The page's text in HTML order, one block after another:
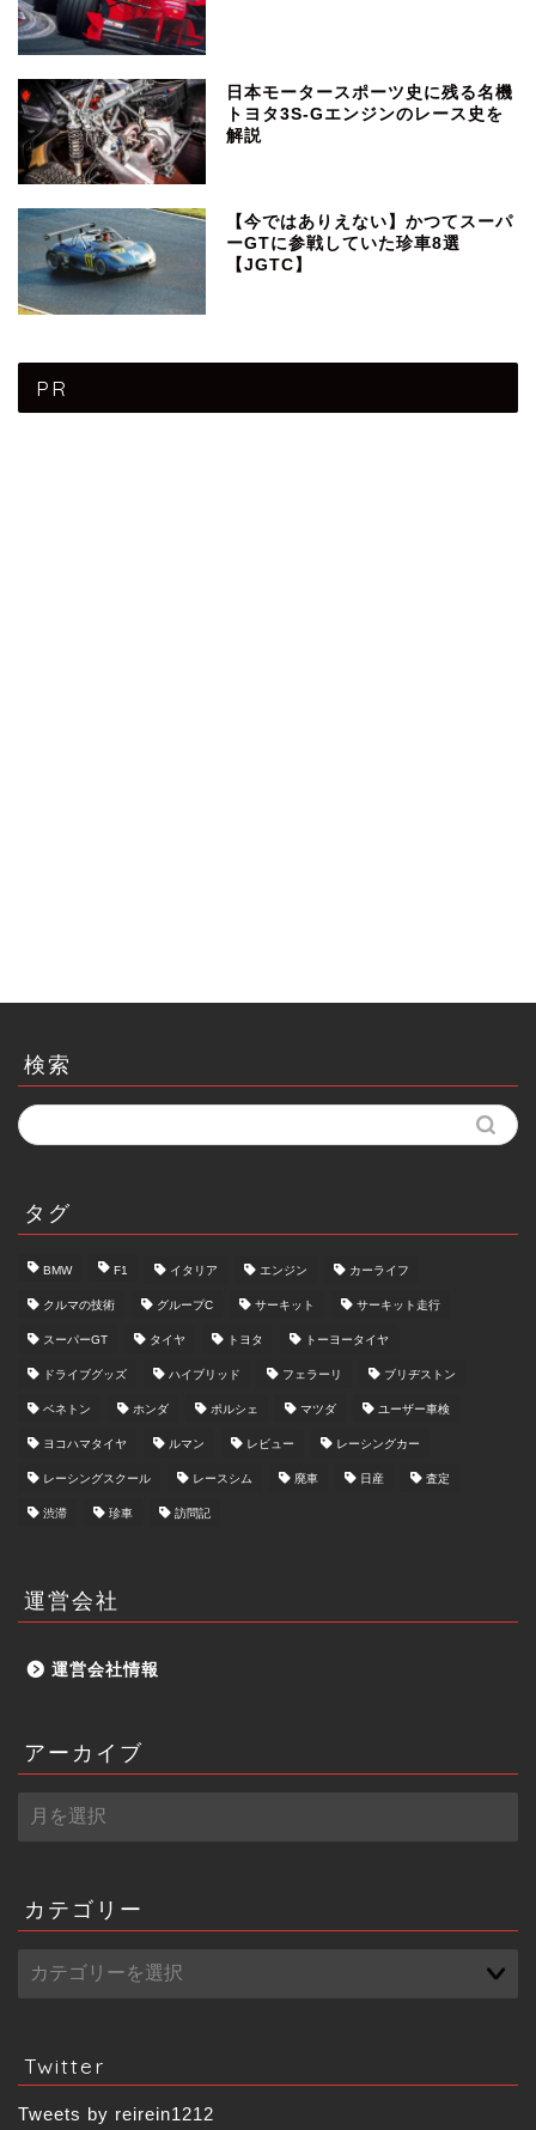
日本モータースポーツ史に残る名機
トヨタ3S-Gエンジンのレース史を
解説
【今ではありえない】かつてスーパ
ーGTに参戦していた珍車8選
【JGTC】
PR
検索
タグ
BMW F1 イタリア エンジン カーライフ
クルマの技術 グループC サーキット サーキット走行
スーパーGT タイヤ トヨタ トーヨータイヤ
ドライブグッズ ハイブリッド フェラーリ ブリヂストン
ベネトン ホンダ ポルシェ マツダ ユーザー車検
ヨコハマタイヤ ルマン レビュー レーシングカー
レーシングスクール レースシム 廃車 日産 査定
渋滞 珍車 訪問記
運営会社
運営会社情報
アーカイブ
ー
ブ
カテゴリー
Twitter
Tweets by reirein1212